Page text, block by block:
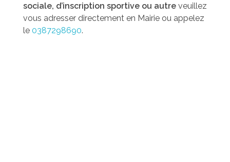
sociale, d’inscription sportive ou autre veuillez
vous adresser directement en Mairie ou appelez
le 0387298690.